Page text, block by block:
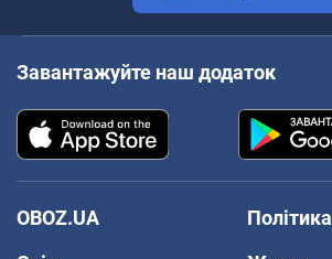
Завантажуйте наш додаток
OBOZ.UA
Політика